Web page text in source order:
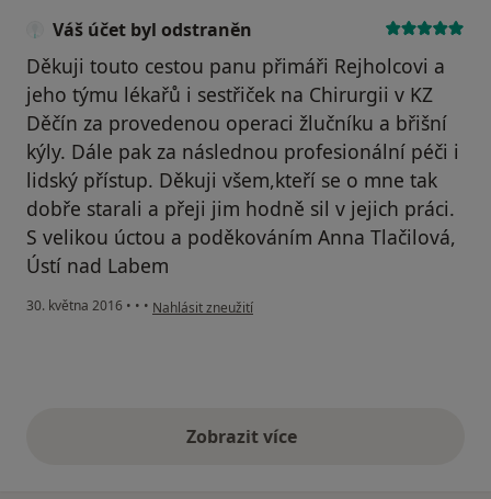
Váš účet byl odstraněn
Děkuji touto cestou panu přimáři Rejholcovi a
jeho týmu lékařů i sestřiček na Chirurgii v KZ
Děčín za provedenou operaci žlučníku a břišní
kýly. Dále pak za následnou profesionální péči i
lidský přístup. Děkuji všem,kteří se o mne tak
dobře starali a přeji jim hodně sil v jejich práci.
S velikou úctou a poděkováním Anna Tlačilová,
Ústí nad Labem
30. května 2016 • • • podle názoru uživatele Váš účet byl odstraněn
Nahlásit zneužití
Zobrazit vícevýše uvedené názory